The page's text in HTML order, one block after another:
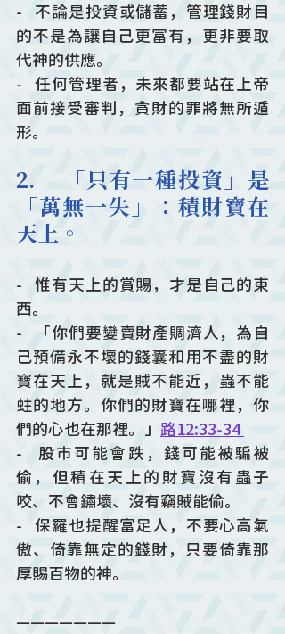
-   不論是投資或儲蓄，管理錢財目
的不是為讓自己更富有，更非要取
代神的供應。
-   任何管理者，未來都要站在上帝
面前接受審判，貪財的罪將無所遁
形。
2.    「只有一種投資」是
「萬無一失」：積財寶在
天上。
-   惟有天上的賞賜，才是自己的東
西。
-   「你們要變賣財產賙濟人，為自
己預備永不壞的錢囊和用不盡的財
寶在天上，就是賊不能近，蟲不能
蛀的地方。你們的財寶在哪裡，你
們的心也在那裡。」 路12:33-34
-   股市可能會跌，錢可能被騙被
偷，但積在天上的財寶沒有蟲子
咬、不會鏽壞、沒有竊賊能偷。
-   保羅也提醒富足人，不要心高氣
傲、倚靠無定的錢財，只要倚靠那
厚賜百物的神。
———————